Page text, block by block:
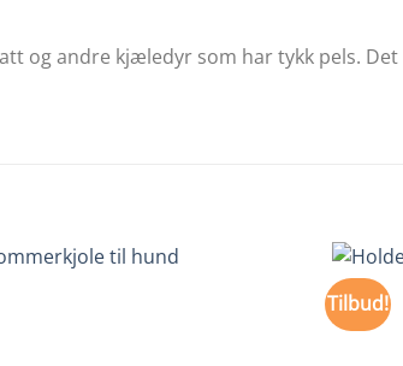
og andre kjæledyr som har tykk pels.
Tilbud!